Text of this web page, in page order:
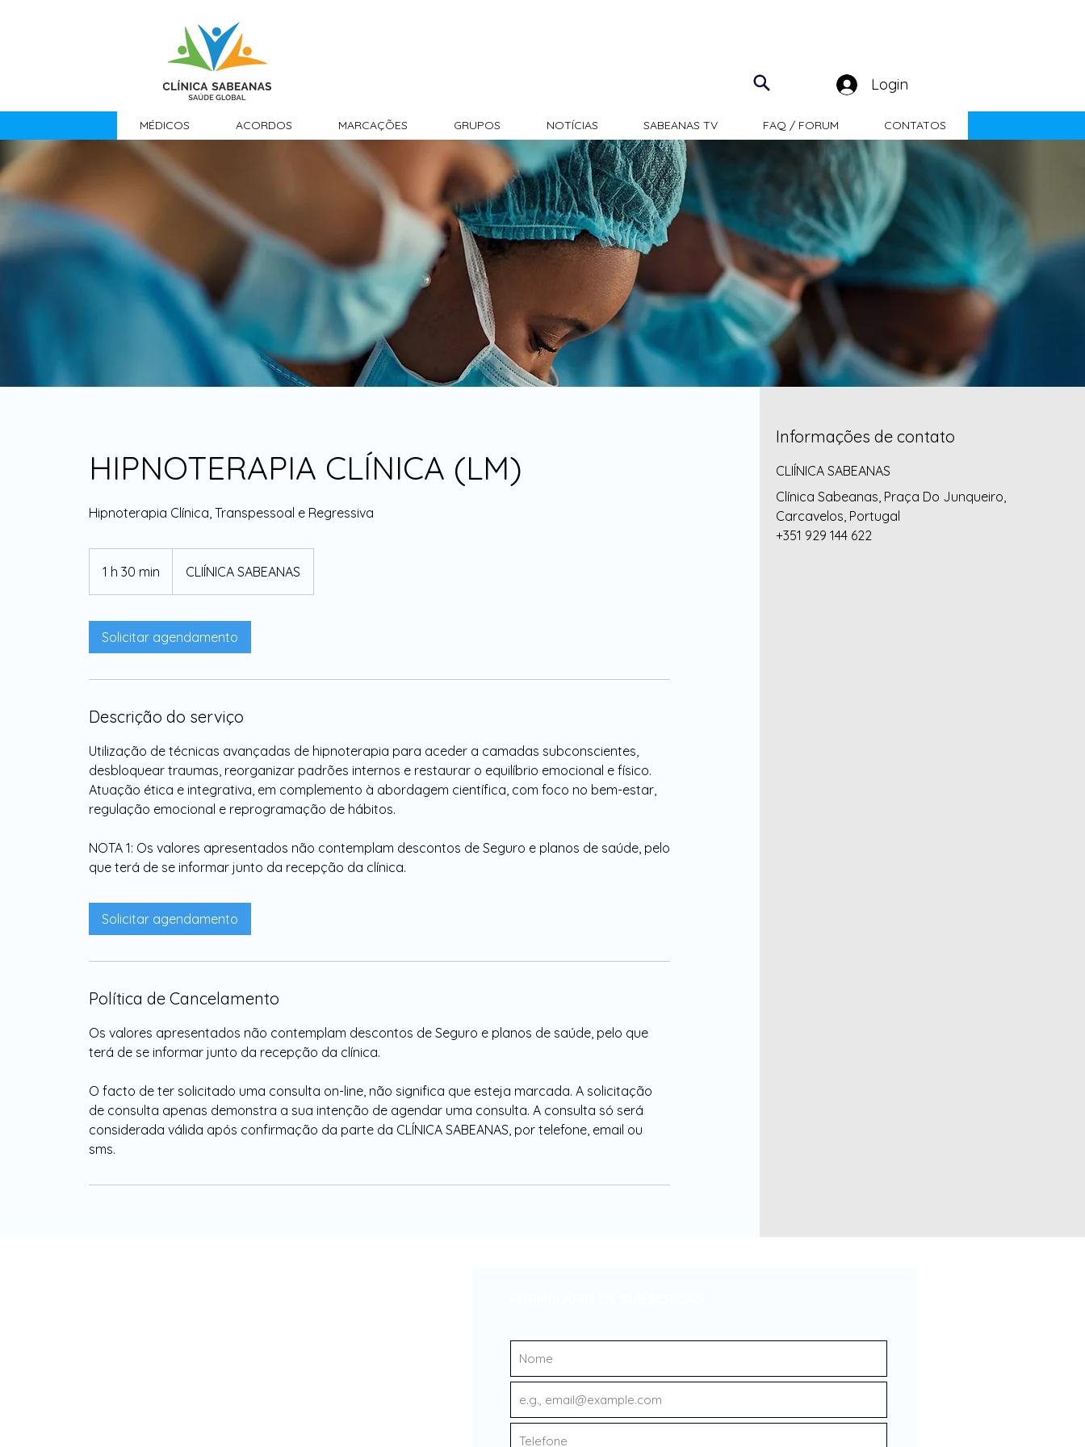
Login
MÉDICOS ACORDOS MARCAÇÕES GRUPOS NOTÍCIAS SABEANAS TV FAQ / FORUM CONTATOS
HIPNOTERAPIA CLÍNICA (LM)
Hipnoterapia Clínica, Transpessoal e Regressiva
1 h 30 min
3
i
CLIÍNICA SABEANAS
Solicitar agendamento
Descrição do serviço
Utilização de técnicas avançadas de hipnoterapia para aceder a camadas subconscientes,
desbloquear traumas, reorganizar padrões internos e restaurar o equilíbrio emocional e físico.
Atuação ética e integrativa, em complemento à abordagem científica, com foco no bem-estar,
regulação emocional e reprogramação de hábitos.
NOTA 1: Os valores apresentados não contemplam descontos de Seguro e planos de saúde, pelo
que terá de se informar junto da recepção da clínica.
Solicitar agendamento
Política de Cancelamento
Os valores apresentados não contemplam descontos de Seguro e planos de saúde, pelo que
terá de se informar junto da recepção da clínica.
O facto de ter solicitado uma consulta on-line, não significa que esteja marcada. A solicitação
de consulta apenas demonstra a sua intenção de agendar uma consulta. A consulta só será
considerada válida após confirmação da parte da CLÍNICA SABEANAS, por telefone, email ou
sms.
Informações de contato
CLIÍNICA SABEANAS
Clínica Sabeanas, Praça Do Junqueiro,
Carcavelos, Portugal
+351 929 144 622